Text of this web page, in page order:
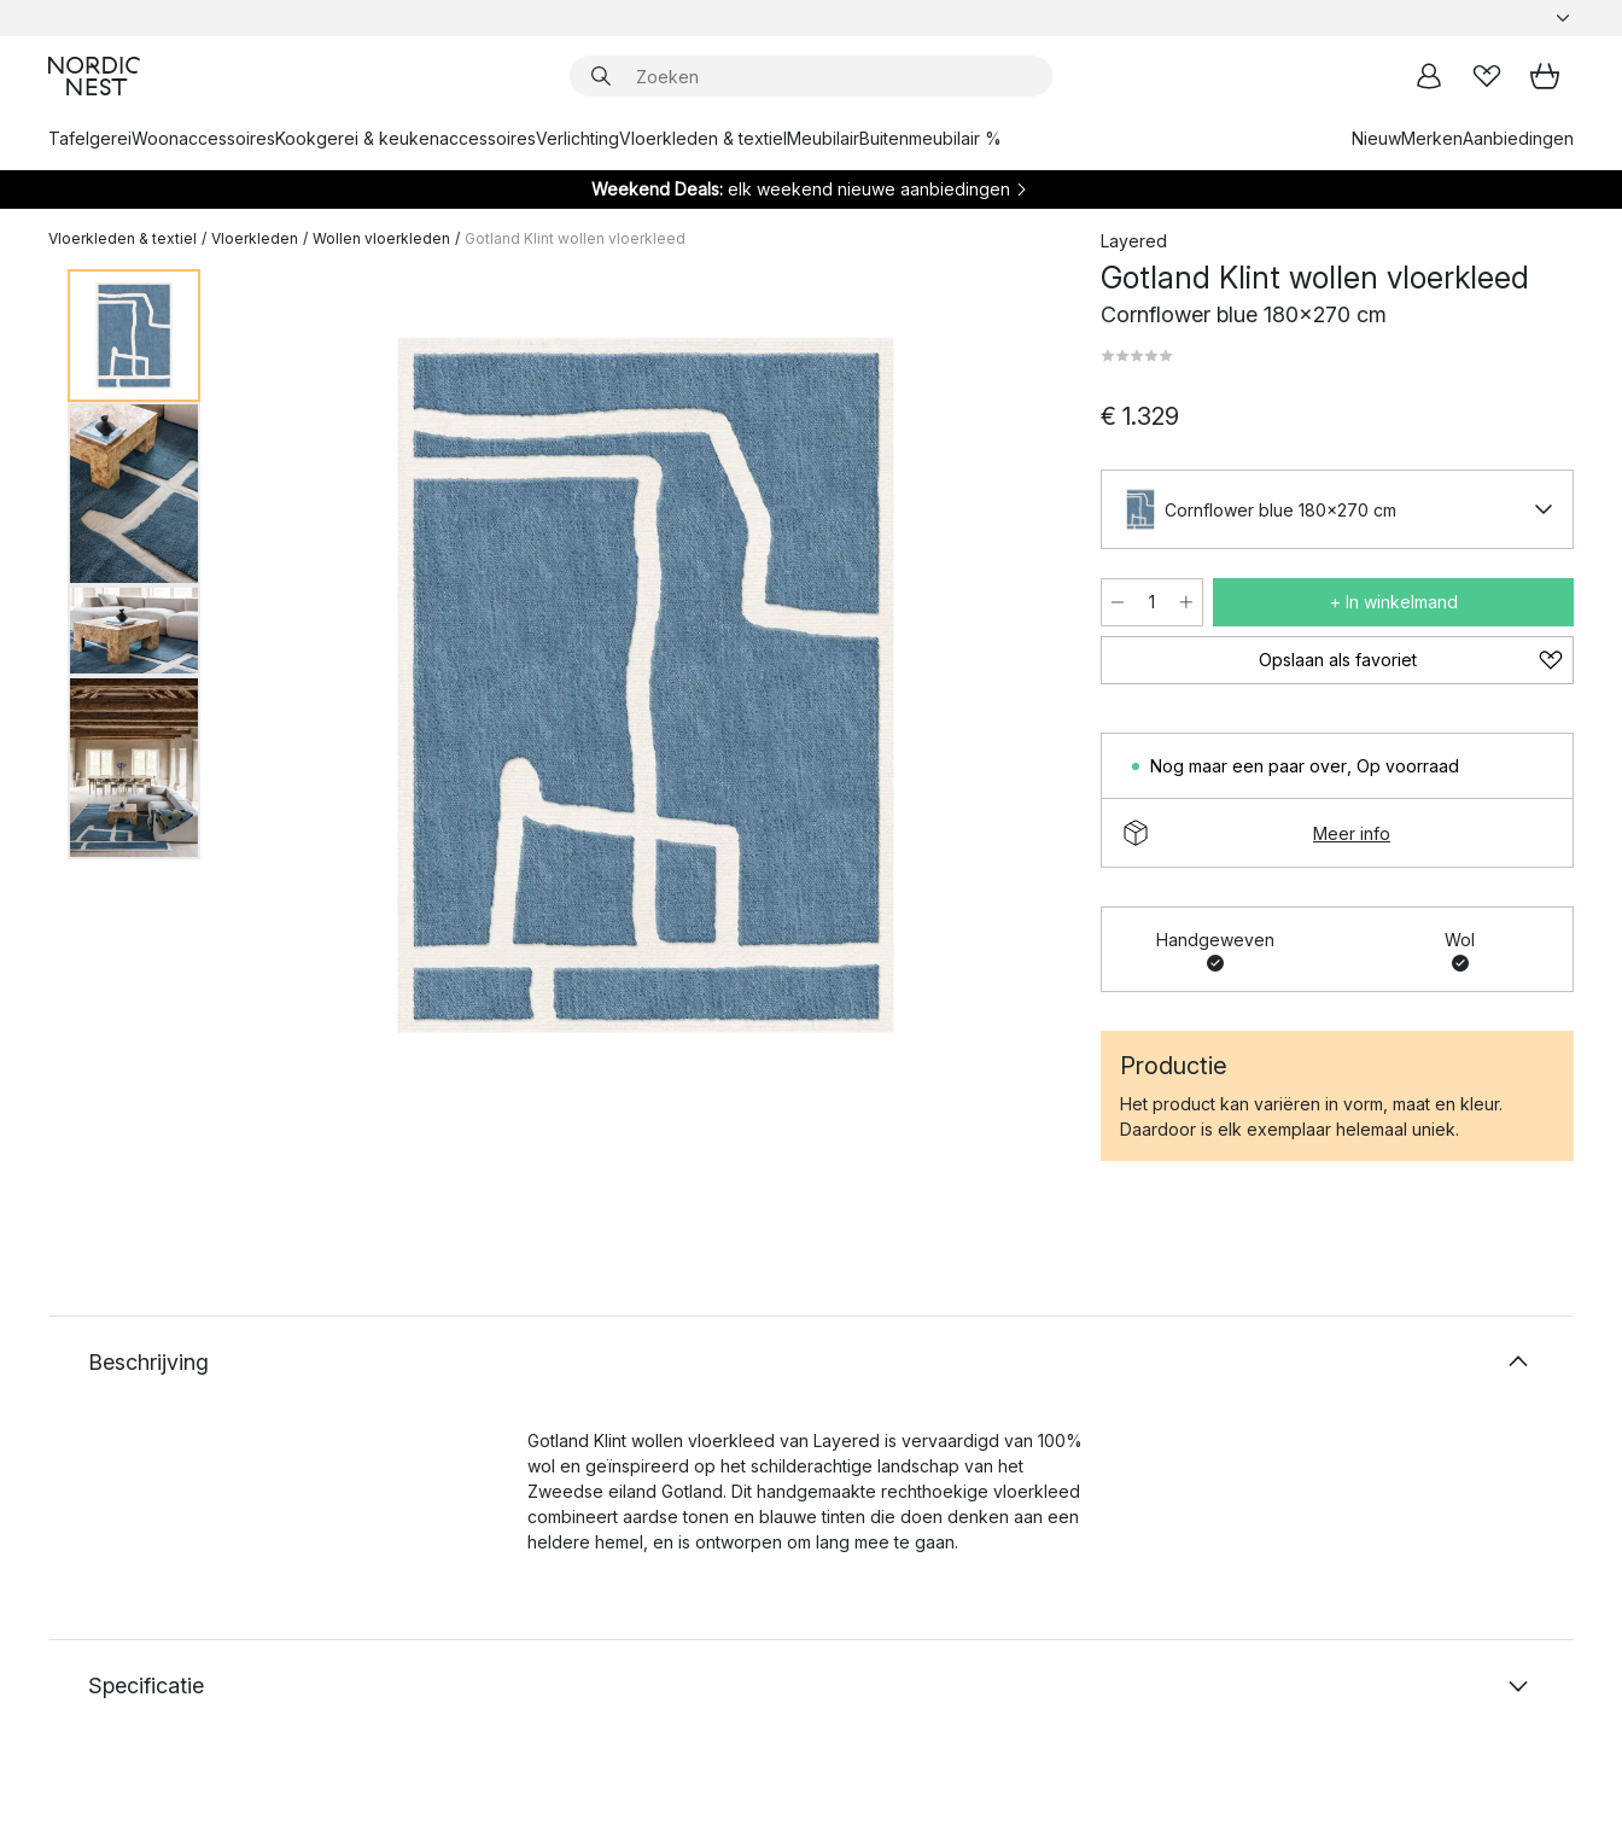
TafelgereiWoonaccessoiresKookgerei & keukenaccessoiresVerlichtingVloerkleden & textielMeubilairBuitenmeubilair % NieuwMerkenAanbiedingen
Weekend Deals: elk weekend nieuwe aanbiedingen
Vloerkleden & textiel / Vloerkleden / Wollen vloerkleden / Gotland Klint wollen vloerkleed Layered
Gotland Klint wollen vloerkleed
Cornflower blue 180x270 cm
€ 1.329
Cornflower blue 180x270 cm
+ In winkelmand
Opslaan als favoriet
Nog maar een paar over Op voorraad
Meer info
Handgeweven Wol
Productie
Het product kan variëren in vorm, maat en kleur.
Daardoor is elk exemplaar helemaal uniek.
Beschrijving
Gotland Klint wollen vloerkleed van Layered is vervaardigd van 100%
wol en geïnspireerd op het schilderachtige landschap van het
Zweedse eiland Gotland. Dit handgemaakte rechthoekige vloerkleed
combineert aardse tonen en blauwe tinten die doen denken aan een
heldere hemel, en is ontworpen om lang mee te gaan.
Specificatie